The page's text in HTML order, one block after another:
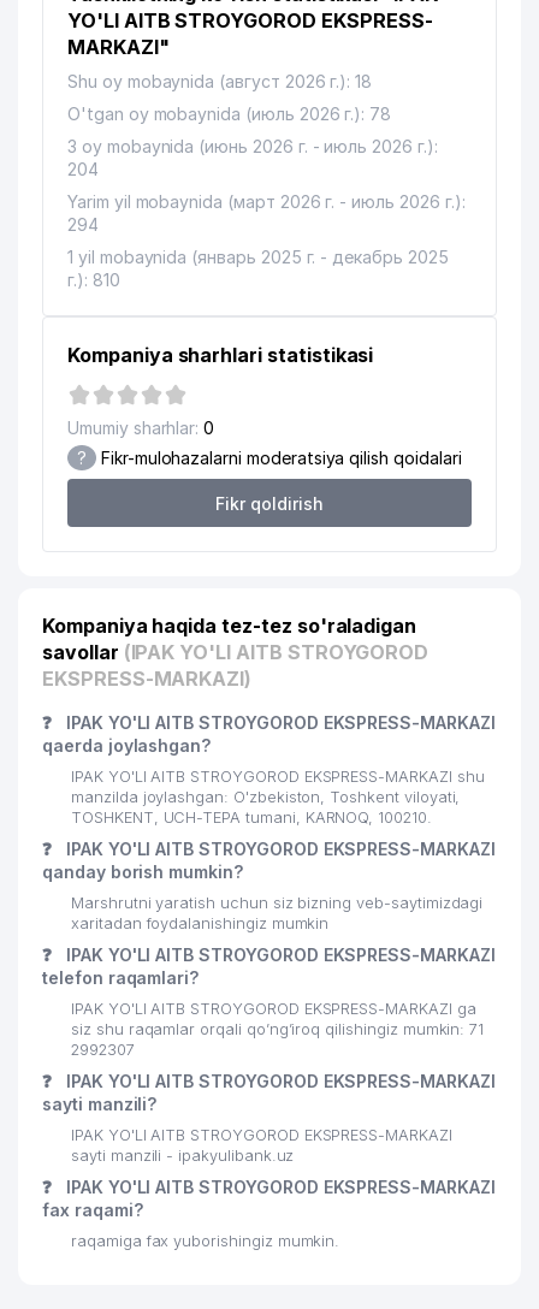
13
O'ZBEKISTON JURNALISTLAR IJODIY
UYUSHMASI
512 м
EL JANNAT MANZURAXON XUSUSIY
KORXONASI
15
DAVR BANK XUSUSIY AKSIYADORLIK
16
DAVLAT KO'MITASI
17
JANGCHI-VETERANLAR TASHKENT
604 м
18 SHARQ TELEKOM QK MChJ
19 KUDRAT STOMADENT MChJ
20 BUILDING PRINT MChJ 670 м
21 O'ZBEKTELEKOM AJ 681 м
23
DAVLAT YOSH TOMOSHABINLAR
TEATRI
695 м
24 VSYA KANTSELYARIYA MChJ 728 м
26 AMAL HOLDING MChJ 745 м
27 ABN-MB QK MChJ 758 м
28
GULSHAN STOM XUSUSIY
KORXONASI
791 м
29
O'ZBEKISTON RESPUBLIKASI
ALKORAT VA TAMAKI BOZORINI
RIVOJLANISH AGENTLIGI
31 WEB MEDIA GROUP MChJ 821 м
32 INOVA SOLUTION MChJ 829 м
33
FILIALI
YO'LI AITB STROYGOROD EKSPRESS-
MARKAZI"
Shu oy mobaynida (август 2026 г.): 18
O'tgan oy mobaynida (июль 2026 г.): 78
3 oy mobaynida (июнь 2026 г. - июль 2026 г.):
204
Yarim yil mobaynida (март 2026 г. - июль 2026 г.):
294
1 yil mobaynida (январь 2025 г. - декабрь 2025
г.): 810
Kompaniya sharhlari statistikasi
Umumiy sharhlar: 0
? Fikr-mulohazalarni moderatsiya qilish qoidalari
Fikr qoldirish
Kompaniya haqida tez-tez so'raladigan
savollar (IPAK YO'LI AITB STROYGOROD
EKSPRESS-MARKAZI)
❓
IPAK YO'LI AITB STROYGOROD EKSPRESS-MARKAZI
qaerda joylashgan?
IPAK YO'LI AITB STROYGOROD EKSPRESS-MARKAZI shu
manzilda joylashgan: O'zbekiston, Toshkent viloyati,
TOSHKENT, UCH-TEPA tumani, KARNOQ, 100210.
❓
IPAK YO'LI AITB STROYGOROD EKSPRESS-MARKAZI
qanday borish mumkin?
Marshrutni yaratish uchun siz bizning veb-saytimizdagi
xaritadan foydalanishingiz mumkin
❓
IPAK YO'LI AITB STROYGOROD EKSPRESS-MARKAZI
telefon raqamlari?
IPAK YO'LI AITB STROYGOROD EKSPRESS-MARKAZI ga
siz shu raqamlar orqali qo’ng’iroq qilishingiz mumkin: 71
2992307
❓
IPAK YO'LI AITB STROYGOROD EKSPRESS-MARKAZI
sayti manzili?
IPAK YO'LI AITB STROYGOROD EKSPRESS-MARKAZI
sayti manzili - ipakyulibank.uz
❓
IPAK YO'LI AITB STROYGOROD EKSPRESS-MARKAZI
fax raqami?
raqamiga fax yuborishingiz mumkin.